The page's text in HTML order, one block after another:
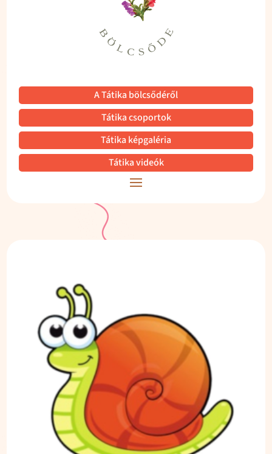
A Tátika bölcsődéről
Tátika csoportok
Tátika képgaléria
Tátika videók